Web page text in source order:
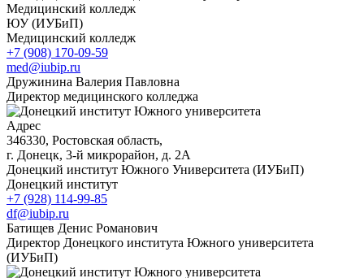
Медицинский колледж
ЮУ (ИУБиП)
Медицинский колледж
+7 (908) 170-09-59
med@iubip.ru
Дружинина Валерия Павловна
Директор медицинского колледжа
Адрес
346330, Ростовская область,
г. Донецк, 3-й микрорайон, д. 2А
Донецкий институт Южного Университета (ИУБиП)
Донецкий институт
+7 (928) 114-99-85
df@iubip.ru
Батищев Денис Романович
Директор Донецкого института Южного университета
(ИУБиП)